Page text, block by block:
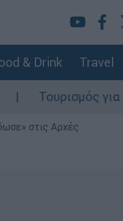
& Drink Travel
για Ολους
στις Αρχές